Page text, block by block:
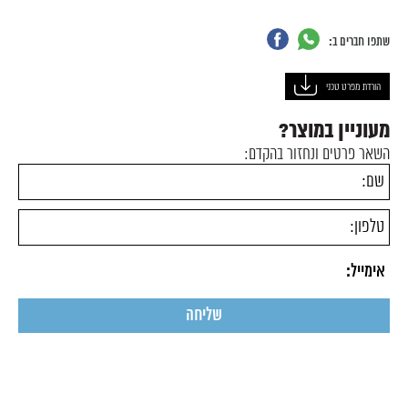
שתפו חברים ב:
הורדת מפרט טכני
מעוניין במוצר?
השאר פרטים ונחזור בהקדם: